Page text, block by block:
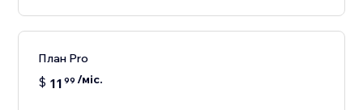
План Pro
$ 11 99 /міс.